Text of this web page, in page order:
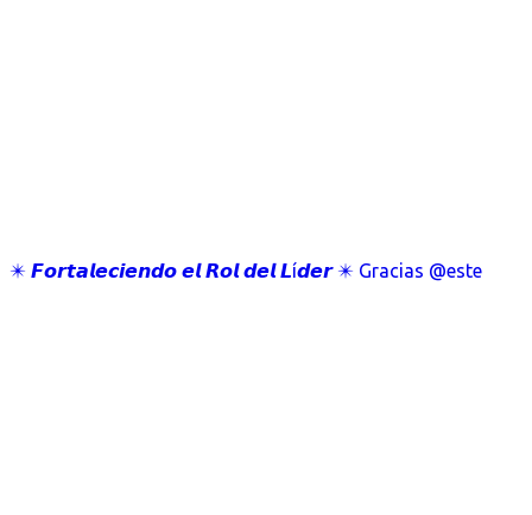
✴️ 𝙁𝙤𝙧𝙩𝙖𝙡𝙚𝙘𝙞𝙚𝙣𝙙𝙤 𝙚𝙡 𝙍𝙤𝙡 𝙙𝙚𝙡 𝙇í𝙙𝙚𝙧 ✴️ Gracias @este